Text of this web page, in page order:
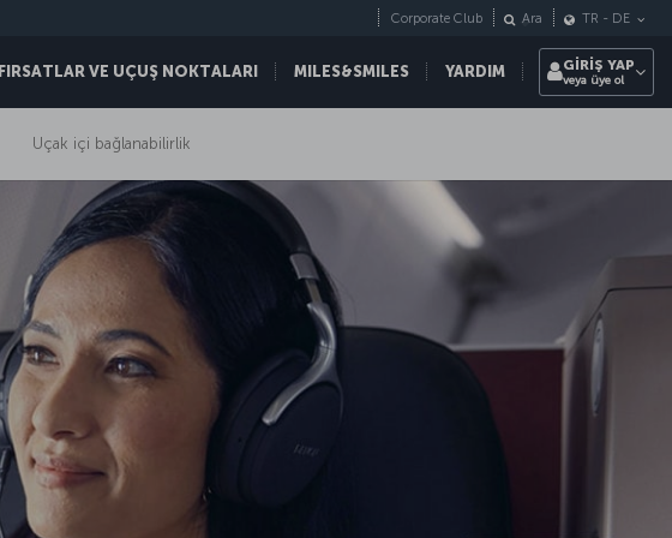
FIRSATLAR VE UÇUŞ NOKTALARI MILES&SMILES YARDIM
Corporate Club Ara TR - DE
GİRİŞ YAP
veya üye ol
Uçak içi bağlanabilirlik